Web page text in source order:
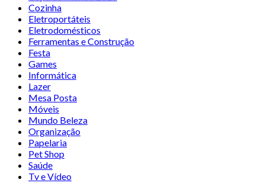
Cozinha
Eletroportáteis
Eletrodomésticos
Ferramentas e Construção
Festa
Games
Informática
Lazer
Mesa Posta
Móveis
Mundo Beleza
Organização
Papelaria
Pet Shop
Saúde
Tv e Vídeo